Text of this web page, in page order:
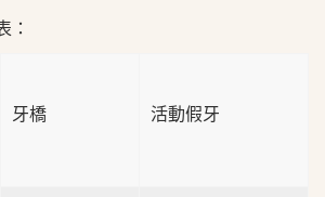
：
牙橋 活動假牙